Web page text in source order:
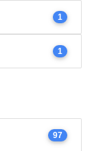
1
1
97